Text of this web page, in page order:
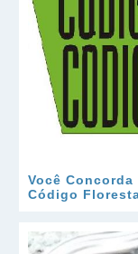
Você Concorda
Código